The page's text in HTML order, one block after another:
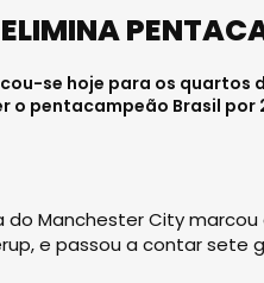
se hoje para os quartos
pentacampeão Brasil por
do Manchester City
e passou a contar sete